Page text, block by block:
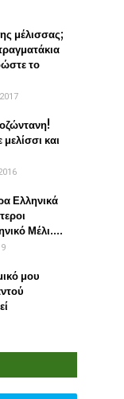
μέλισσας;
το
και
Ελληνικά
Μέλι....
μου